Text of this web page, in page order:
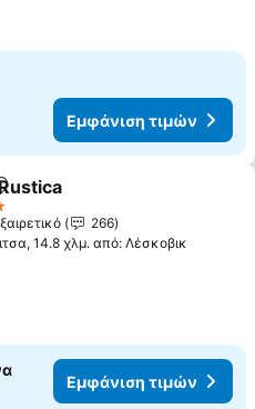
Εμφάνιση τιμών
στα αγαπημένα
266
14.8 χλμ. από: Λέσκοβικ
Εμφάνιση τιμών